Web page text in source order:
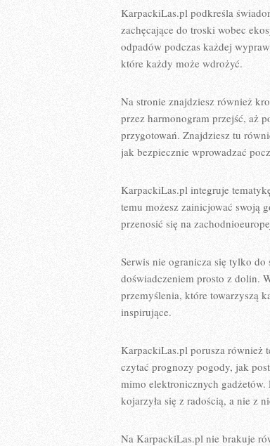
KarpackiLas.pl podkreśla
zachęcające do troski wobec
odpadów podczas każdej
które każdy może wdrożyć.
Na stronie znajdziesz również
przez harmonogram przejść, aż
przygotowań. Znajdziesz tu
jak bezpiecznie wprowadzać
KarpackiLas.pl integruje
temu możesz zainicjować swoją
przenosić się na
Serwis nie ogranicza się tylko
doświadczeniem prosto z dolin.
przemyślenia, które towarzyszą
inspirujące.
KarpackiLas.pl porusza również
czytać prognozy pogody, jak
mimo elektronicznych gadżetów.
kojarzyła się z radością, a nie z
Na KarpackiLas.pl nie brakuje